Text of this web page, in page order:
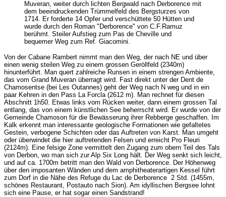
Muveran, weiter durch lichten Bergwald nach Derborence mit
dem beeindruckenden Trümmelfeld des Bergsturzes von
1714. Er forderte 14 Opfer und verschüttete 50 Hütten und
wurde durch den Roman "Derborence" von C.F.Ramuz
berühmt. Steiler Aufstieg zum Pas de Cheville und
bequemer Weg zum Ref. Giacomini.
Von der Cabane Rambert nimmt man den Weg, der nach NE und über
einen wenig steilen Weg zu einem grossen Geröllfeld (2340m)
hinunterführt. Man quert zahlreiche Runsen in einem strengen Ambiente,
das vom Grand Muveran überragt wird. Fast direkt unter der Dent de
Chamosentse (bei Les Outannes) geht der Weg nach N weg und in ein
paar Kehren in den Pass La Forcla (2612 m). Man rechnet für diesen
Abschnitt 1h50. Etwas links vom Rücken weiter, dann einem grossen Tal
entlang, das von einem künstlichen See beherrscht wird. Er wurde von der
Gemeinde Chamoson für die Bewässerung ihrer Rebberge geschaffen. Im
Kalk erkennt man interessante geologische Formationen wie gefaltetes
Gestein, verbogene Schichten oder das Auftreten von Karst. Man umgeht
oder überwindet die hier auftretenden Felsen und erreicht Pro Fleuri
(2124m). Eine felsige Zone vermittelt den Zugang zum obern Teil des Tals
von Derbon, wo man sich zur Alp Six Long hält. Der Weg senkt sich leicht,
und auf ca. 1700m betritt man den Wald von Derborence. Der Höhenweg
über den imposanten Wänden und dem amphitheaterartigen Kessel führt
zum Dorf in die Nähe des Refuge du Lac de Derborence 2 Std. (1455m,
schönes Restaurant, Postauto nach Sion). Am idyllischen Bergsee lohnt
sich eine Pause, er hat sogar einen Sandstrand!